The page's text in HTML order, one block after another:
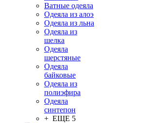
Ватные одеяла
Одеяла из алоэ
Одеяла из льна
Одеяла из
шелка
Одеяла
шерстяные
Одеяла
байковые
Одеяла из
полиэфира
Одеяла
синтепон
+ ЕЩЕ 5